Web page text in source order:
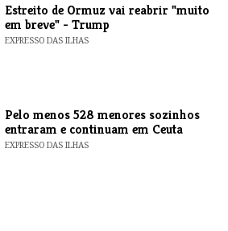
Estreito de Ormuz vai reabrir "muito
em breve" - Trump
EXPRESSO DAS ILHAS
Pelo menos 528 menores sozinhos
entraram e continuam em Ceuta
EXPRESSO DAS ILHAS